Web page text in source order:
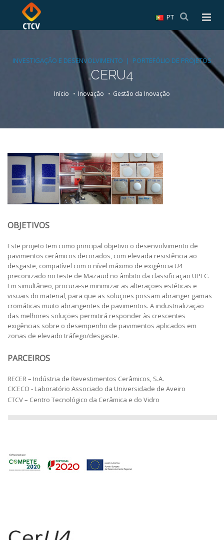
PT
INVESTIGAÇÃO E DESENVOLVIMENTO | PORTEFÓLIO DE PROJETOS
CERU4
Início Inovação Gestão da Inovação
OBJETIVOS
Este projeto tem como principal objetivo o desenvolvimento de
pavimentos cerâmicos decorados, com elevada resistência ao
desgaste, compatível com o nível máximo de exigência U4
preconizado no teste de Mazaud no âmbito da classificação UPEC.
Em simultâneo, procura-se minimizar as alterações estéticas e
visuais do material, para que as soluções possam abranger gamas
cromáticas muito abrangentes de pavimentos. A industrialização
das melhores soluções permitirá responder às crescentes
exigências sobre o desempenho de pavimentos aplicados em
zonas de elevado tráfego/desgaste.
PARCEIROS
RECER – Indústria de Revestimentos Cerâmicos, S.A.
CICECO - Laboratório Associado da Universidade de Aveiro
CTCV – Centro Tecnológico da Cerâmica e do Vidro